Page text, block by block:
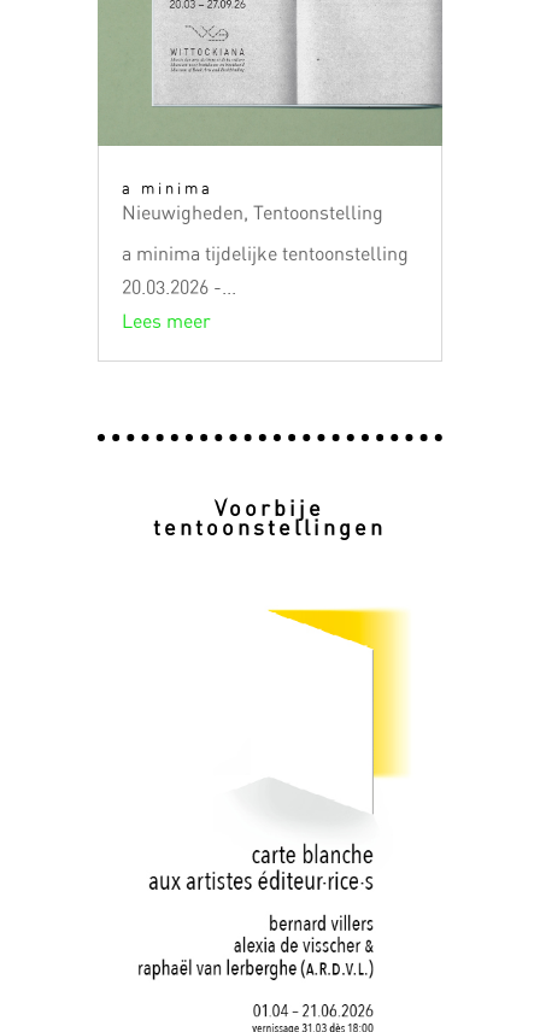
a minima
Nieuwigheden, Tentoonstelling
a minima tijdelijke tentoonstelling
20.03.2026 -...
Lees meer
Voorbije
tentoonstellingen